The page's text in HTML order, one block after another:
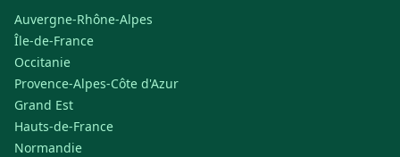
Auvergne-Rhône-Alpes
Île-de-France
Occitanie
Provence-Alpes-Côte d'Azur
Grand Est
Hauts-de-France
Normandie